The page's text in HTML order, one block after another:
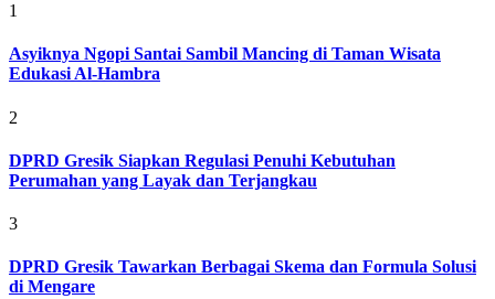
1
Asyiknya Ngopi Santai Sambil Mancing di Taman Wisata
Edukasi Al-Hambra
2
DPRD Gresik Siapkan Regulasi Penuhi Kebutuhan
Perumahan yang Layak dan Terjangkau
3
DPRD Gresik Tawarkan Berbagai Skema dan Formula Solusi
di Mengare